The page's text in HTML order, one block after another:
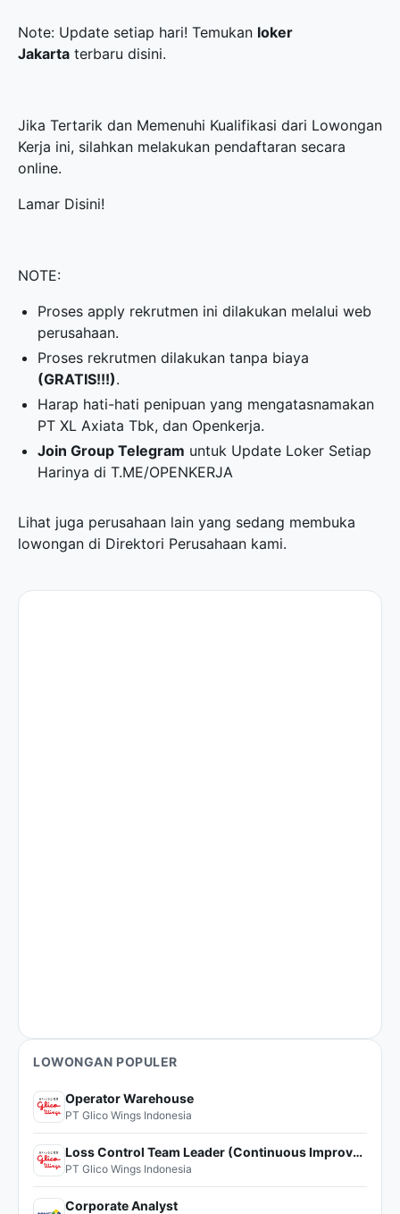
Note: Update setiap hari! Temukan loker
Jakarta terbaru disini.
Jika Tertarik dan Memenuhi Kualifikasi dari Lowongan
Kerja ini, silahkan melakukan pendaftaran secara
online.
Lamar Disini!
NOTE:
Proses apply rekrutmen ini dilakukan melalui web
perusahaan.
Proses rekrutmen dilakukan tanpa biaya
(GRATIS!!!).
Harap hati-hati penipuan yang mengatasnamakan
PT XL Axiata Tbk, dan Openkerja.
Join Group Telegram untuk Update Loker Setiap
Harinya diT.ME/OPENKERJA
Lihat juga perusahaan lain yang sedang membuka
lowongan di Direktori Perusahaan kami.
LOWONGAN POPULER
Operator Warehouse
PT Glico Wings Indonesia
Loss Control Team Leader (Continuous Improvement)
PT Glico Wings Indonesia
Corporate Analyst